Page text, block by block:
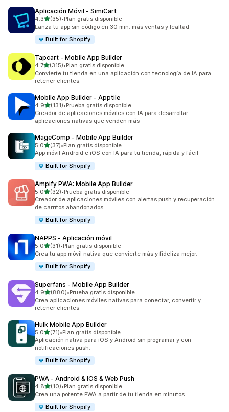
Aplicación Móvil ‑ SimiCart
4.3de 5 estrellas
(35)
35 reseñas en total
•Plan gratis disponible
Lanza tu app sin código en 30 min: más ventas y lealtad
Built for Shopify
Tapcart ‑ Mobile App Builder
4.7de 5 estrellas
(315)
315 reseñas en total
•Plan gratis disponible
Convierte tu tienda en una aplicación con tecnología de IA para
retener clientes.
Mobile App Builder ‑ Apptile
4.9de 5 estrellas
(131)
131 reseñas en total
•Prueba gratis disponible
Creador de aplicaciones móviles con IA para desarrollar
aplicaciones nativas que venden más
MageComp ‑ Mobile App Builder
5.0de 5 estrellas
(37)
37 reseñas en total
•Plan gratis disponible
App móvil Android e iOS con IA para tu tienda, rápida y fácil
Built for Shopify
Ampify PWA: Mobile App Builder
5.0de 5 estrellas
(32)
32 reseñas en total
•Prueba gratis disponible
Creador de aplicaciones móviles con alertas push y recuperación
de carritos abandonados
Built for Shopify
NAPPS ‑ Aplicación móvil
5.0de 5 estrellas
(31)
31 reseñas en total
•Plan gratis disponible
Crea tu app móvil nativa que convierte más y fideliza mejor.
Built for Shopify
Superfans ‑ Mobile App Builder
4.9de 5 estrellas
(880)
880 reseñas en total
•Prueba gratis disponible
Crea aplicaciones móviles nativas para conectar, convertir y
retener clientes
Hulk Mobile App Builder
5.0de 5 estrellas
(71)
71 reseñas en total
•Plan gratis disponible
Aplicación nativa para iOS y Android sin programar y con
notificaciones push.
Built for Shopify
PWA ‑ Android & IOS & Web Push
4.8de 5 estrellas
(10)
10 reseñas en total
•Plan gratis disponible
Crea una potente PWA a partir de tu tienda en minutos
Built for Shopify